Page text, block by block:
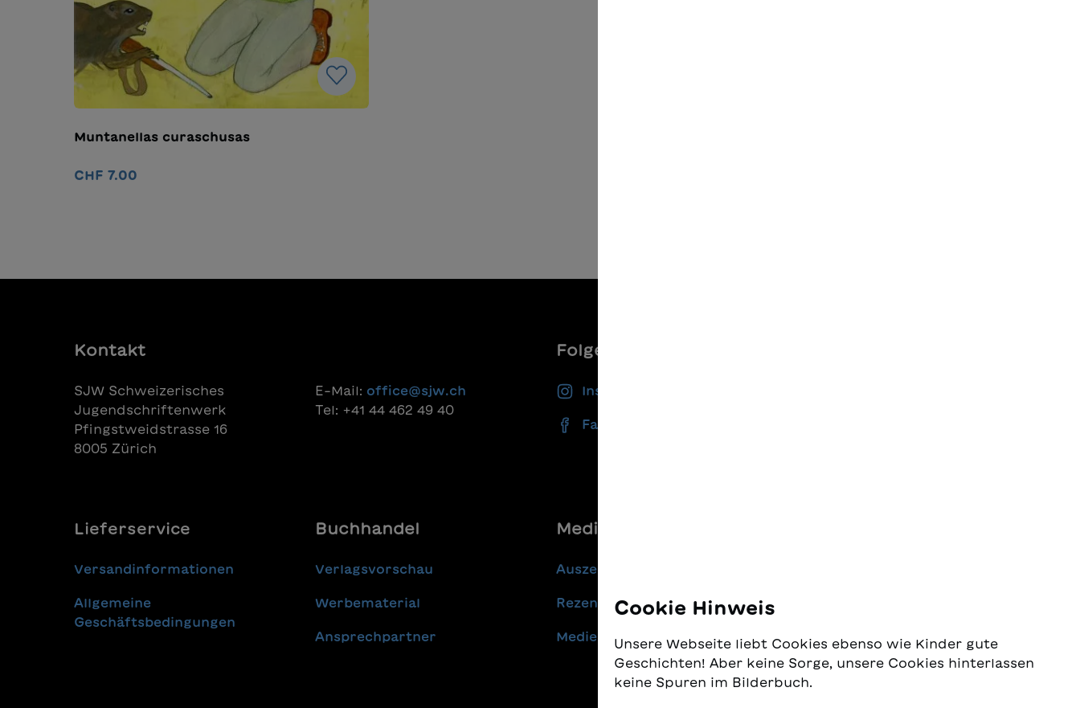
Muntanellas curaschusas
CHF 7.00
Kontakt
SJW Schweizerisches
Jugendschriftenwerk
Pfingstweidstrasse 16
8005 Zürich
E-Mail: office@sjw.ch
Tel: +41 44 462 49 40
Folgen Sie uns
Instagram
Facebook
Lieferservice
Versandinformationen
Allgemeine
Geschäftsbedingungen
Buchhandel
Verlagsvorschau
Werbematerial
Ansprechpartner
Media
Auszeichnungen
Rezensionen
Medienmitteilungen
Cookie Hinweis
Unsere Webseite liebt Cookies ebenso wie Kinder gute
Geschichten! Aber keine Sorge, unsere Cookies hinterlassen
keine Spuren im Bilderbuch.